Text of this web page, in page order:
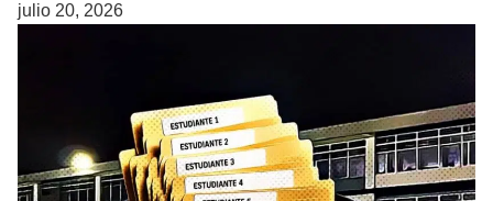
julio 20, 2026